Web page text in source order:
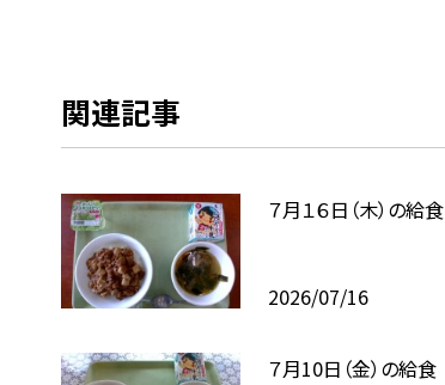
関連記事
７月１６日（木）の給食
2026/07/16
７月10日（金）の給食